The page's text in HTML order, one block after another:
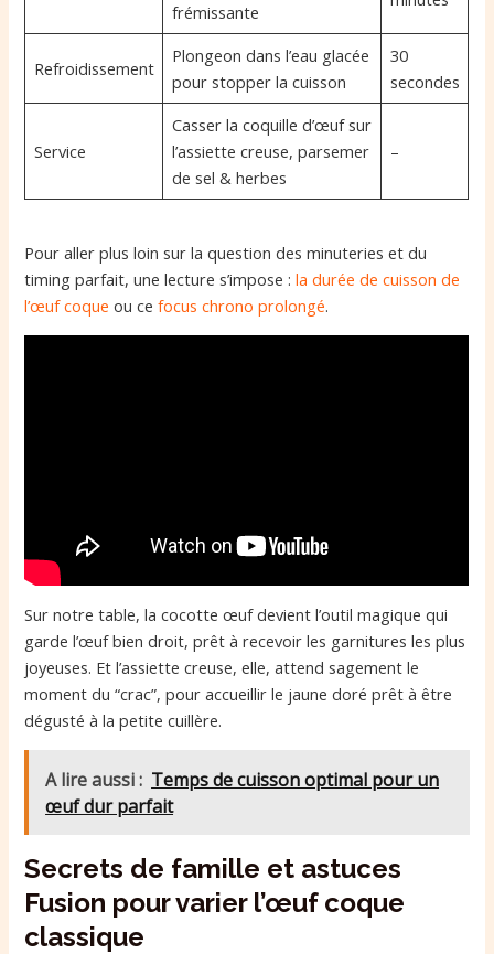
frémissante
Refroidissement
Plongeon dans l’eau glacée
pour stopper la cuisson
30
secondes
Service
Casser la coquille d’œuf sur
l’assiette creuse, parsemer
de sel & herbes
–
Pour aller plus loin sur la question des minuteries et du
timing parfait, une lecture s’impose :la durée de cuisson de
l’œuf coque ou cefocus chrono prolongé.
Sur notre table, la cocotte œuf devient l’outil magique qui
garde l’œuf bien droit, prêt à recevoir les garnitures les plus
joyeuses. Et l’assiette creuse, elle, attend sagement le
moment du “crac”, pour accueillir le jaune doré prêt à être
dégusté à la petite cuillère.
A lire aussi : Temps de cuisson optimal pour un
œuf dur parfait
Secrets de famille et astuces
Fusion pour varier l’œuf coque
classique